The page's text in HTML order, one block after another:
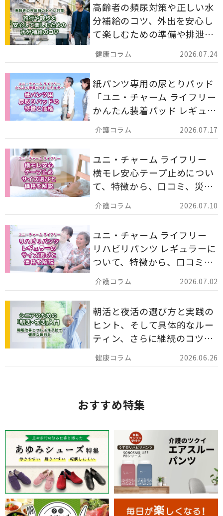
2026.07.24
高齢者の頻尿対策や正しい水
分補給のコツ、外出を安心し
て楽しむための準備や排泄ケ
ア用品の選び方を解説しま
す。
2026.07.17
紙パンツ専用の尿とりパッド
「ユニ・チャーム ライフリー
かんたん装着パッド レギュラ
ー 計162枚」について解説し
ます。
2026.07.10
ユニ・チャーム ライフリー
横モレ安心テープ止めについ
て、特徴から、口コミ、災害
備蓄としての活用法まで分か
りやすく解説します。
2026.07.02
ユニ・チャーム ライフリー
リハビリパンツ レギュラーに
ついて、特徴から、口コミ、
災害備蓄としての活用法まで
分かりやすく解説します。
2026.06.26
朝活と夜活の選び方と実践の
ヒント、そして具体的なルー
ティン、さらに継続のコツま
でを詳しくご紹介します。
おすすめ特集